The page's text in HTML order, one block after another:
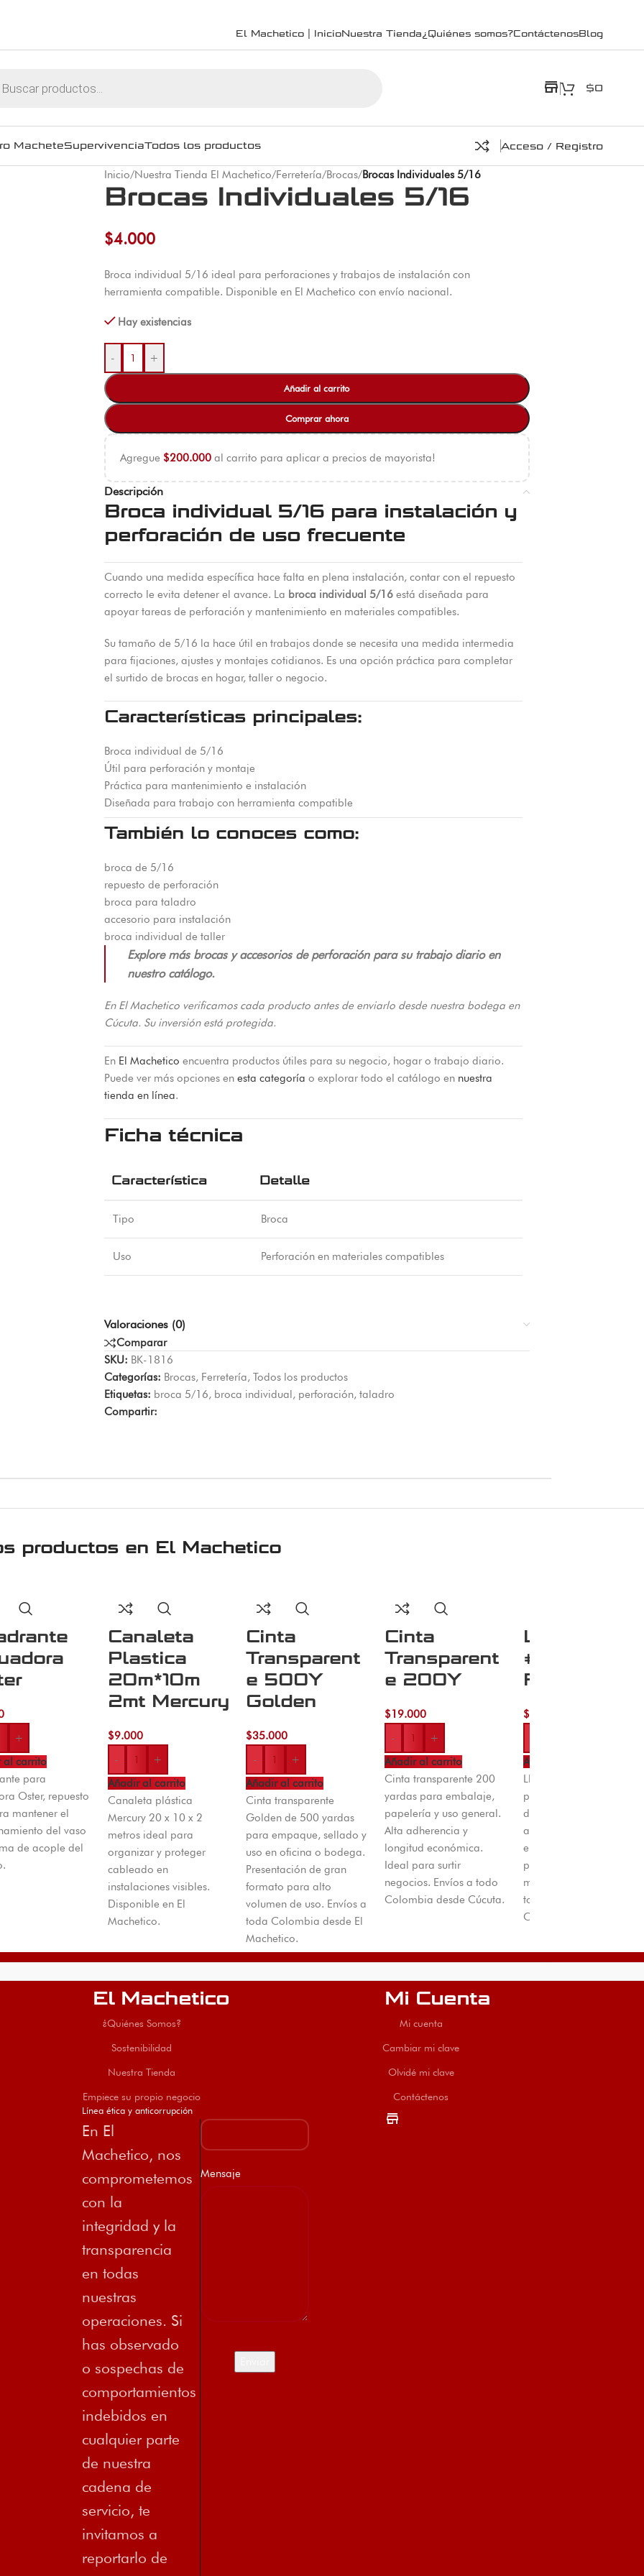
El Machetico | InicioNuestra Tienda¿Quiénes somos?ContáctenosBlog
store $0
MacheteSupervivenciaTodos los productos Acceso / Registro
Inicio/Nuestra Tienda El Machetico/Ferretería/Brocas/Brocas Individuales 5/16
Brocas Individuales 5/16
$4.000
Broca individual 5/16 ideal para perforaciones y trabajos de instalación con
herramienta compatible. Disponible en El Machetico con envío nacional.
Hay existencias
- +
Añadir al carrito
Comprar ahora
Agregue $200.000al carrito para aplicar a precios de mayorista!
Descripción
Broca individual 5/16 para instalación y
perforación de uso frecuente
Cuando una medida específica hace falta en plena instalación, contar con el repuesto
correcto le evita detener el avance. La broca individual 5/16está diseñada para
apoyar tareas de perforación y mantenimiento en materiales compatibles.
Su tamaño de 5/16 la hace útil en trabajos donde se necesita una medida intermedia
para fijaciones, ajustes y montajes cotidianos. Es una opción práctica para completar
el surtido de brocas en hogar, taller o negocio.
Características principales:
Broca individual de 5/16
Útil para perforación y montaje
Práctica para mantenimiento e instalación
Diseñada para trabajo con herramienta compatible
También lo conoces como:
broca de 5/16
repuesto de perforación
broca para taladro
accesorio para instalación
broca individual de taller
Explore más brocas y accesorios de perforación para su trabajo diario en
nuestro catálogo.
En El Machetico verificamos cada producto antes de enviarlo desde nuestra bodega en
Cúcuta. Su inversión está protegida.
En El Machetico encuentra productos útiles para su negocio, hogar o trabajo diario.
Puede ver más opciones en esta categoría o explorar todo el catálogo en nuestra
tienda en línea.
Ficha técnica
Característica Detalle
Tipo Broca
Uso Perforación en materiales compatibles
Valoraciones (0)
Comparar
SKU: BK-1816
Categorías: Brocas, Ferretería, Todos los productos
Etiquetas: broca 5/16, broca individual, perforación, taladro
Compartir:
productos en El Machetico
+
al carrito
para
Oster, repuesto
mantener el
del vaso
de acople del
Canaleta
Plastica
20m*10m
2mt Mercury
$9.000
-
+
Añadir al carrito
Canaleta plástica
Mercury 20 x 10 x 2
metros ideal para
organizar y proteger
cableado en
instalaciones visibles.
Disponible en El
Machetico.
Cinta
Transparent
e 500Y
Golden
$35.000
-
+
Añadir al carrito
Cinta transparente
Golden de 500 yardas
para empaque, sellado y
uso en oficina o bodega.
Presentación de gran
formato para alto
volumen de uso. Envíos a
toda Colombia desde El
Machetico.
Cinta
Transparent
e 200Y
$19.000
-
+
Añadir al carrito
Cinta transparente 200
yardas para embalaje,
papelería y uso general.
Alta adherencia y
longitud económica.
Ideal para surtir
negocios. Envíos a todo
Colombia desde Cúcuta.
Llave
#3/8
Ferrawyy
$
Añadir al carrito
Llave fija suelta 3/8
pulgada Ferrawyy. Acero
de alta calidad,
anticorrosión,
ergonómica para
plomería, mecánica y
mantenimiento. Envíos a
todo Colombia desde
Cúcuta.
El Machetico
¿Quiénes Somos?
Sostenibilidad
Nuestra Tienda
Empiece su propio negocio
Línea ética y anticorrupción
En El
Machetico, nos
comprometemos
con la
integridad y la
transparencia
en todas
nuestras
operaciones. Si
has observado
o sospechas de
comportamientos
indebidos en
cualquier parte
de nuestra
cadena de
servicio, te
invitamos a
reportarlo de
Mensaje
Mi Cuenta
Mi cuenta
Cambiar mi clave
Olvidé mi clave
Contáctenos
store